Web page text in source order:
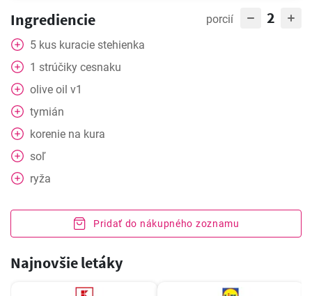
Ingrediencie porcií 2
5 kus kuracie stehienka
1 strúčiky cesnaku
olive oil v1
tymián
korenie na kura
soľ
ryža
Pridať do nákupného zoznamu
Najnovšie letáky